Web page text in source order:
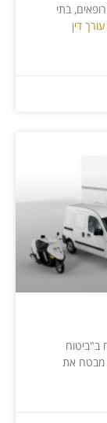
בתי
עורך דין
ב"ביטוח
מבטח את